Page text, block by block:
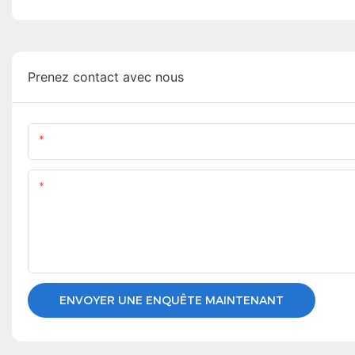
Prenez contact avec nous
ENVOYER UNE ENQUÊTE MAINTENANT